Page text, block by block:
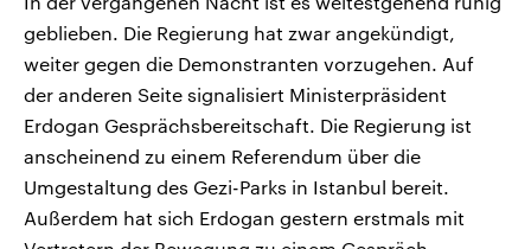
geblieben. Die Regierung hat zwar angekündigt,
weiter gegen die Demonstranten vorzugehen. Auf
der anderen Seite signalisiert Ministerpräsident
Erdogan Gesprächsbereitschaft. Die Regierung ist
anscheinend zu einem Referendum über die
Umgestaltung des Gezi-Parks in Istanbul bereit.
Außerdem hat sich Erdogan gestern erstmals mit